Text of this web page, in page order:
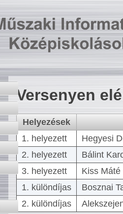
Versenyen
Helyezések
1. helyezett
Hegyesi
2. helyezett
Bálint
3. helyezett
Kiss
1. különdíjas
Bosznai
2. különdíjas